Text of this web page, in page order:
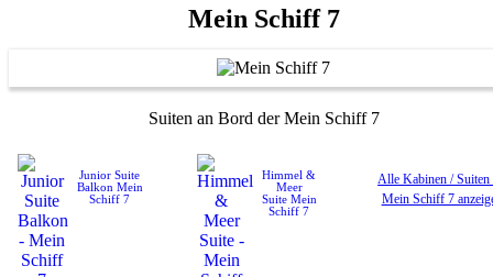
Mein Schiff 7
Suiten an Bord der Mein Schiff 7
Junior Suite
Balkon Mein
Schiff 7
Himmel &
Meer
SuiteMein
Schiff 7
Alle Kabinen / Suiten
Mein Schiff 7